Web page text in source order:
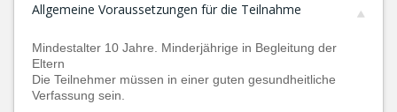
Allgemeine Voraussetzungen für die Teilnahme
Mindestalter 10 Jahre. Minderjährige in Begleitung der
Eltern
Die Teilnehmer müssen in einer guten gesundheitliche
Verfassung sein.